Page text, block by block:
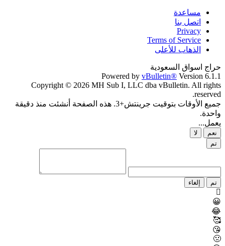
مساعدة
اتصل بنا
Privacy
Terms of Service
الذهاب للأعلى
حراج اسواق السعودية
Powered by vBulletin® Version 6.1.1
Copyright © 2026 MH Sub I, LLC dba vBulletin. All rights
reserved.
جميع الأوقات بتوقيت جرينتش+3. هذه الصفحة أنشئت منذ دقيقة
واحدة.
يعمل...
نعم
لا
تم
تم إلغاء
😀
😂
🥰
😘
🤢